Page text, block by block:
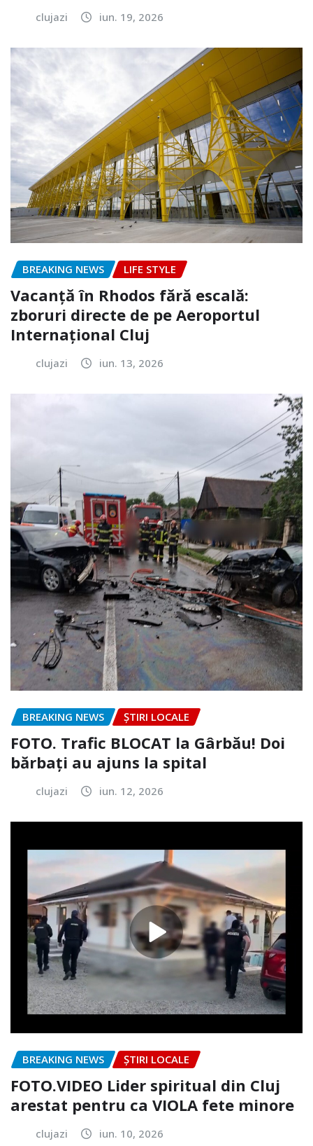
clujazi iun. 19, 2026
BREAKING NEWS LIFE STYLE
Vacanță în Rhodos fără escală:
zboruri directe de pe Aeroportul
Internațional Cluj
clujazi iun. 13, 2026
BREAKING NEWS ȘTIRI LOCALE
FOTO. Trafic BLOCAT la Gârbău! Doi
bărbați au ajuns la spital
clujazi iun. 12, 2026
BREAKING NEWS ȘTIRI LOCALE
FOTO.VIDEO Lider spiritual din Cluj
arestat pentru ca VIOLA fete minore
clujazi iun. 10, 2026